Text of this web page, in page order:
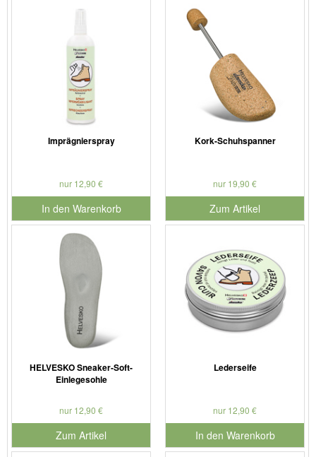
Imprägnierspray
nur 12,90 €
In den Warenkorb
für Produktnummer 901126
Kork-Schuhspanner
nur 19,90 €
Zum Artikel
HELVESKO Sneaker-Soft-
Einlegesohle
nur 12,90 €
Zum Artikel
Lederseife
nur 12,90 €
In den Warenkorb
für Produktnummer 901127